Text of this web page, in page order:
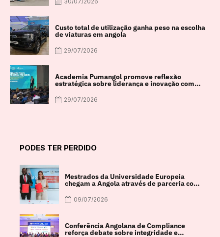
Custo total de utilização ganha peso na escolha
de viaturas em angola
29/07/2026
Academia Pumangol promove reflexão
estratégica sobre liderança e inovação com
especialista internacional Nadim Habib
29/07/2026
PODES TER PERDIDO
Mestrados da Universidade Europeia
chegam a Angola através de parceria com
a FACUL
09/07/2026
Conferência Angolana de Compliance
reforça debate sobre integridade e